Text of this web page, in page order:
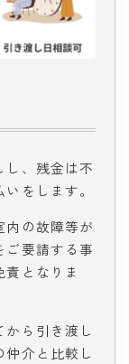
し、残金は不
をします。
内の故障等が
ご要請する事
となりま
ら引き渡し
介と比較し